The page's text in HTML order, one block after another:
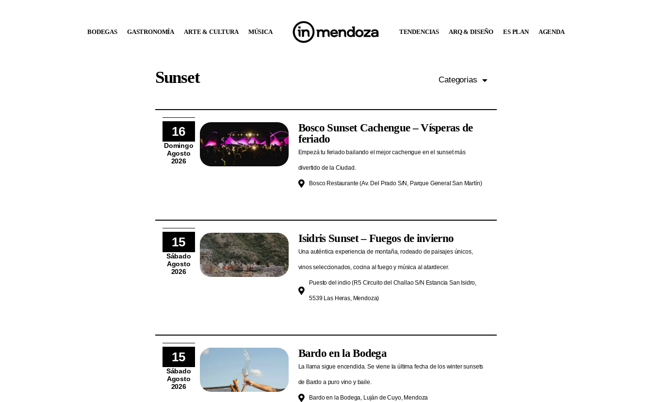
BODEGAS GASTRONOMÍA ARTE & CULTURA MÚSICA TENDENCIAS ARQ & DISEÑO ES PLAN AGENDA
Sunset Categorias
16
Domingo
Agosto
2026
Bosco Sunset Cachengue – Vísperas de
feriado
Empezá tu feriado bailando el mejor cachengue en el sunset más
divertido de la Ciudad.
Bosco Restaurante (Av. Del Prado S/N, Parque General San Martín)
15
Sábado
Agosto
2026
Isidris Sunset – Fuegos de invierno
Una auténtica experiencia de montaña, rodeado de paisajes únicos,
vinos seleccionados, cocina al fuego y música al atardecer.
Puesto del indio (R5 Circuito del Challao S/N Estancia San Isidro,
5539 Las Heras, Mendoza)
15
Sábado
Agosto
2026
Bardo en la Bodega
La llama sigue encendida. Se viene la última fecha de los winter sunsets
de Bardo a puro vino y baile.
Bardo en la Bodega, Luján de Cuyo, Mendoza